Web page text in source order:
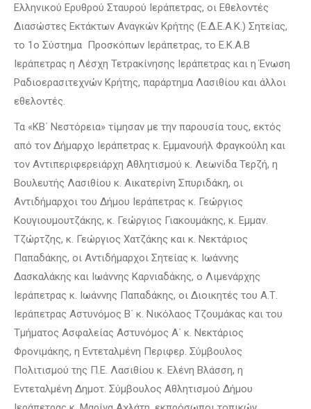
Ελληνικού Ερυθρού Σταυρού Ιεράπετρας, οι Εθελοντές
Διασώστες Εκτάκτων Αναγκών Κρήτης (Ε.Δ.Ε.Α.Κ.) Σητείας,
το 1ο Σύστημα Προσκόπων Ιεράπετρας, το Ε.Κ.Α.Β
Ιεράπετρας η Λέσχη Τετρακίνησης Ιεράπετρας και η Ένωση
Ραδιοερασιτεχνών Κρήτης, παράρτημα Λασιθίου και άλλοι
εθελοντές.
Τα «ΚΒ΄ Νεστόρεια» τίμησαν με την παρουσία τους, εκτός
από τον Δήμαρχο Ιεράπετρας κ. Εμμανουήλ Φραγκούλη και
τον Αντιπεριφερειάρχη Αθλητισμού κ. Λεωνίδα Τερζή, η
Βουλευτής Λασιθίου κ. Αικατερίνη Σπυριδάκη, οι
Αντιδήμαρχοι του Δήμου Ιεράπετρας κ. Γεώργιος
Κουγιουμουτζάκης, κ. Γεώργιος Γιακουμάκης, κ. Εμμαν.
Τζώρτζης, κ. Γεώργιος Χατζάκης και κ. Νεκτάριος
Παπαδάκης, οι Αντιδήμαρχοι Σητείας κ. Ιωάννης
Δασκαλάκης και Ιωάννης Καρνιαδάκης, ο Λιμενάρχης
Ιεράπετρας κ. Ιωάννης Παπαδάκης, οι Διοικητές του Α.Τ.
Ιεράπετρας Αστυνόμος Β΄ κ. Νικόλαος Τζουμάκας και του
Τμήματος Ασφαλείας Αστυνόμος Α΄ κ. Νεκτάριος
Φρονιμάκης, η Εντεταλμένη Περιφερ. Σύμβουλος
Πολιτισμού της Π.Ε. Λασιθίου κ. Ελένη Βλάσση, η
Εντεταλμένη Δημοτ. Σύμβουλος Αθλητισμού Δήμου